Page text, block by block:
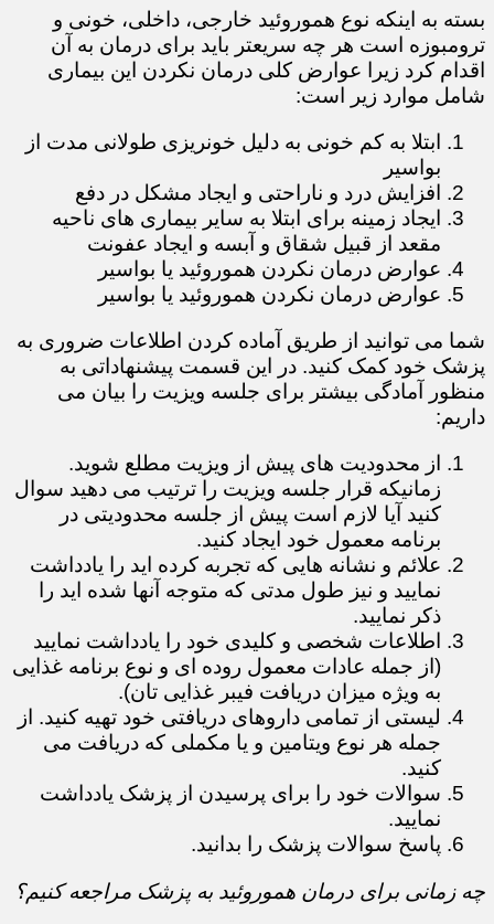
بسته به اینکه نوع هموروئید خارجی، داخلی، خونی و
ترومبوزه است هر چه سریعتر باید برای درمان به آن
اقدام کرد زیرا عوارض کلی درمان نکردن این بیماری
شامل موارد زیر است:
ابتلا به کم خونی به دلیل خونریزی طولانی مدت از
بواسیر
افزایش درد و ناراحتی و ایجاد مشکل در دفع
ایجاد زمینه برای ابتلا به سایر بیماری های ناحیه
مقعد از قبیل شقاق و آبسه و ایجاد عفونت
عوارض درمان نکردن هموروئید یا بواسیر
عوارض درمان نکردن هموروئید یا بواسیر
​​​​​​​شما می توانید از طریق آماده کردن اطلاعات ضروری به
پزشک خود کمک کنید. در این قسمت پیشنهاداتی به
منظور آمادگی بیشتر برای جلسه ویزیت را بیان می
داریم:
از محدودیت های پیش از ویزیت مطلع شوید.
زمانیکه قرار جلسه ویزیت را ترتیب می دهید سوال
کنید آیا لازم است پیش از جلسه محدودیتی در
برنامه معمول خود ایجاد کنید.
علائم و نشانه هایی که تجربه کرده اید را یادداشت
نمایید و نیز طول مدتی که متوجه آنها شده اید را
ذکر نمایید.
اطلاعات شخصی و کلیدی خود را یادداشت نمایید
(از جمله عادات معمول روده ای و نوع برنامه غذایی
به ویژه میزان دریافت فیبر غذایی تان).
لیستی از تمامی داروهای دریافتی خود تهیه کنید. از
جمله هر نوع ویتامین و یا مکملی که دریافت می
کنید.
سوالات خود را برای پرسیدن از پزشک یادداشت
نمایید.
پاسخ سوالات پزشک را بدانید.
چه زمانی برای درمان هموروئید به پزشک مراجعه کنیم؟